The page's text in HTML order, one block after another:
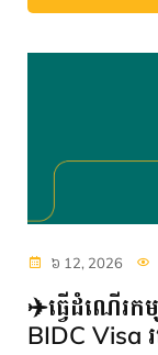
៦ 12, 2026
✈️ធ្វើដំណើរក
BIDC Visa